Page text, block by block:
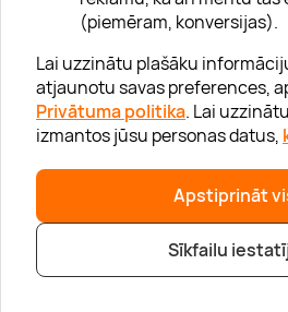
(piemēram, konversijas).
Lai uzzinātu plašāku
atjaunotu savas preferences,
Privātuma politika. Lai
izmantos jūsu personas datus,
Apstiprināt
Sīkfailu
Uzņēmumiem
Palīdzība
“GERA DOVANA” GRUPA
|info@lieliskadavana.lv